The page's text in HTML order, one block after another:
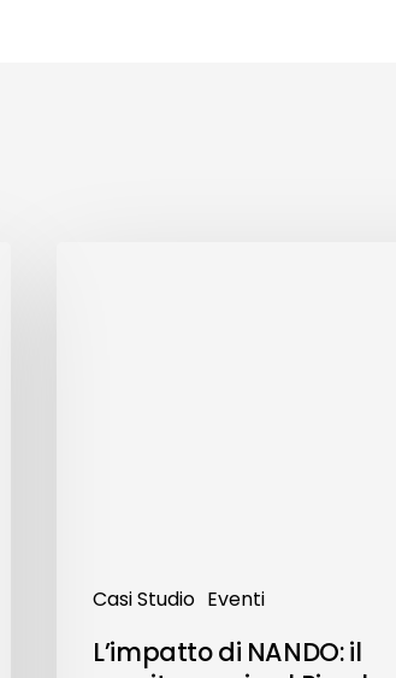
Casi Studio Eventi
L’impatto di NANDO: il